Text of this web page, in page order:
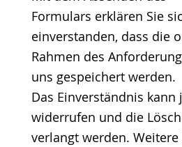
Formulars erklären Sie
einverstanden, dass die
Rahmen des
uns gespeichert werden.
Das Einverständnis kann
widerrufen und die
verlangt werden.